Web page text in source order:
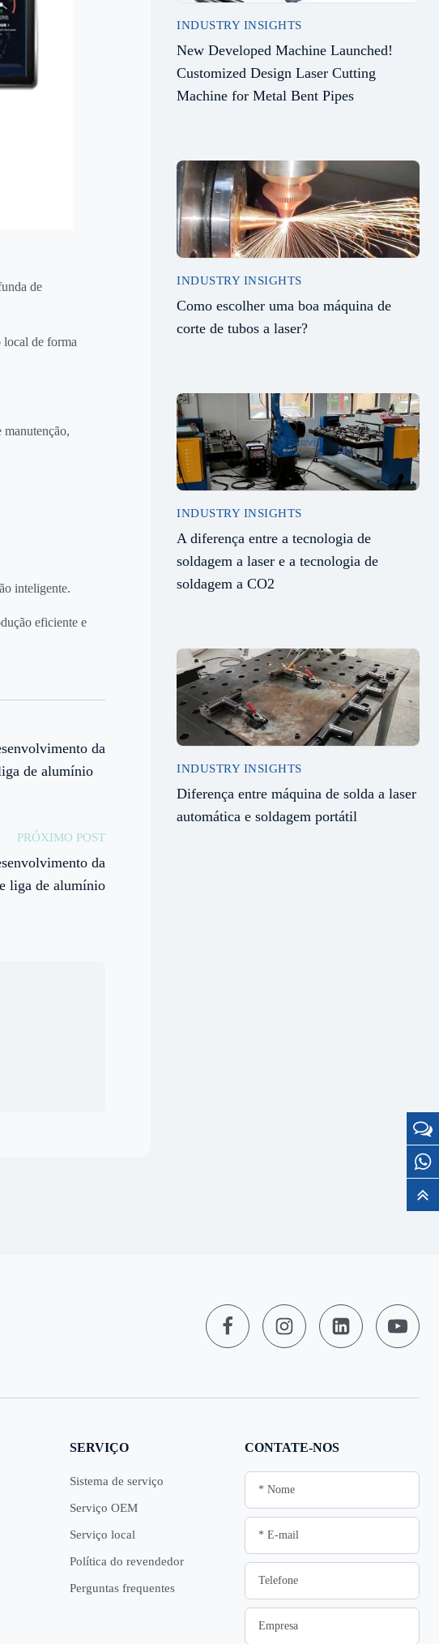
de
local de forma
manutenção,
inteligente.
eficiente e
da
de alumínio
PRÓXIMO POST
da
liga de alumínio
INDUSTRY INSIGHTS
New Developed Machine Launched!
Customized Design Laser Cutting
Machine for Metal Bent Pipes
INDUSTRY INSIGHTS
Como escolher uma boa máquina de
corte de tubos a laser?
INDUSTRY INSIGHTS
A diferença entre a tecnologia de
soldagem a laser e a tecnologia de
soldagem a CO2
INDUSTRY INSIGHTS
Diferença entre máquina de solda a laser
automática e soldagem portátil
SERVIÇO
Sistema de serviço
Serviço OEM
Serviço local
Política do revendedor
Perguntas frequentes
CONTATE-NOS